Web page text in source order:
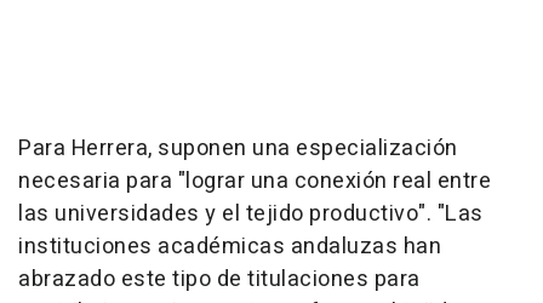
Para Herrera, suponen una especialización
necesaria para "lograr una conexión real entre
las universidades y el tejido productivo". "Las
instituciones académicas andaluzas han
abrazado este tipo de titulaciones para